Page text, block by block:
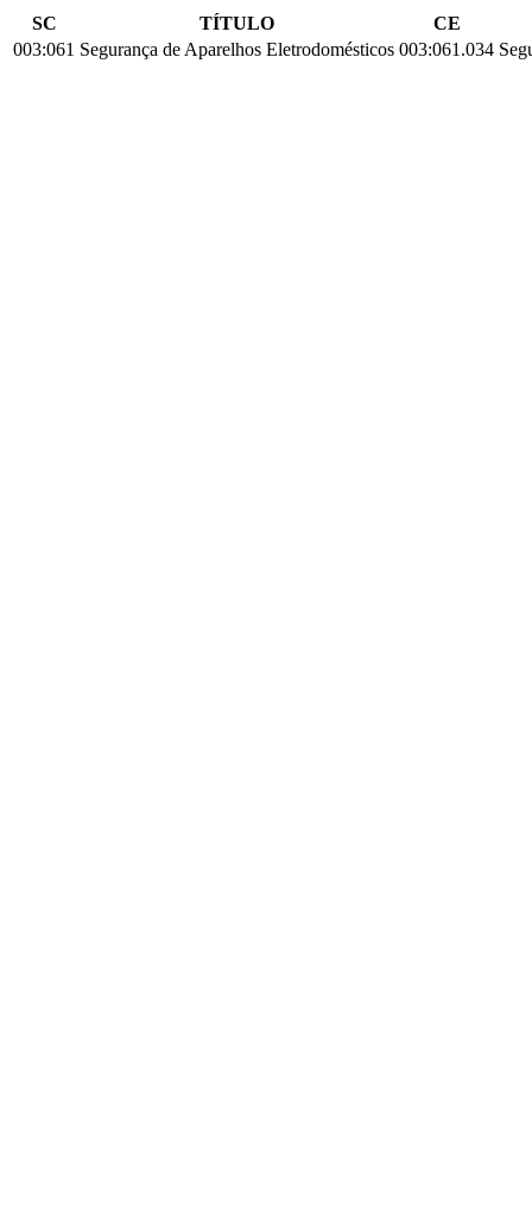
SC TÍTULO
CE
003:061 Segurança de Aparelhos Eletrodomésticos 003:061.034